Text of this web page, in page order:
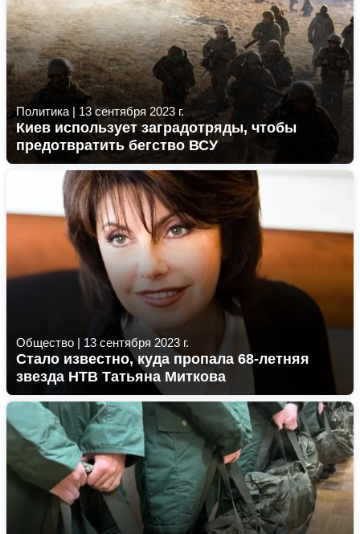
Политика | 13 сентября 2023 г.
Киев использует заградотряды, чтобы
предотвратить бегство ВСУ
Общество | 13 сентября 2023 г.
Стало известно, куда пропала 68-летняя
звезда НТВ Татьяна Миткова